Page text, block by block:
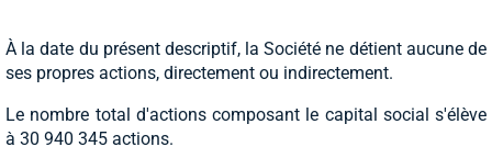
À la date du présent descriptif, la Société ne détient aucune de
ses propres actions, directement ou indirectement.
Le nombre total d'actions composant le capital social s'élève
à 30 940 345 actions.